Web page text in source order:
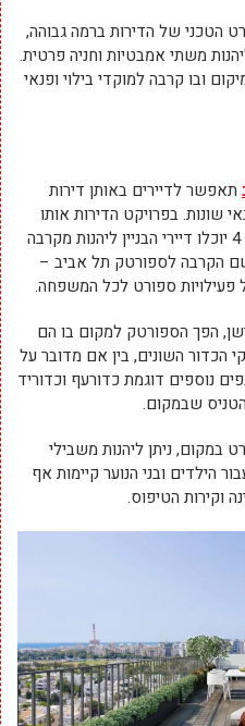
הטכני של הדירות ברמה גבוהה,
משתי אמבטיות וחניה פרטית.
ובו קרבה למוקדי בילוי ופנאי
תאפשר לדיירים באותן דירות
שונות. בפרויקט הדירות אותו
מובילה פרימיום TLV ברחוב בובליק 4 יוכלו דיירי הבניין ליהנות מקרבה
הקרבה לספורטק תל אביב –
פעילויות ספורט לכל המשפחה.
הפך הספורטק למקום בו הם
הכדור השונים, בין אם מדובר על
נוספים דוגמת כדורעף וכדוריד
שבמקום.
ניתן ליהנות משבילי
הילדים ובני הנוער קיימות אף
וקירות הטיפוס.